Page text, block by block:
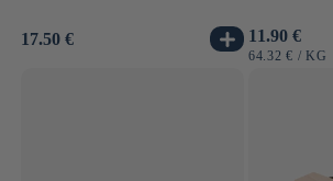
Prix
17.50 €
Prix
habituel
11.90 €
PRIX
64.32 € / PAR
KG